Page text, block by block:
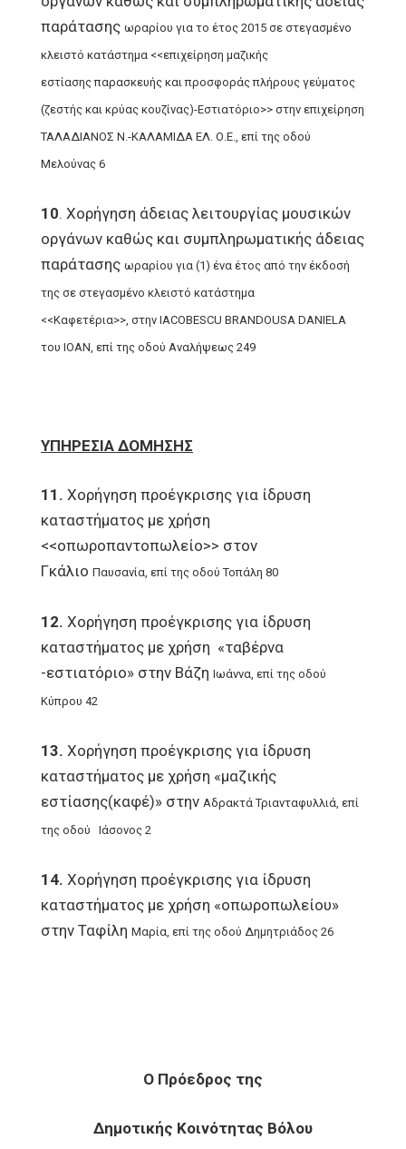
παράτασης ωραρίου για το έτος 2015 σε στεγασμένο
κλειστό κατάστημα <<επιχείρηση μαζικής
εστίασηςπαρασκευής και προσφοράς πλήρους γεύματος
(ζεστής και κρύας κουζίνας)-Εστιατόριο>> στην επιχείρηση
ΤΑΛΑΔΙΑΝΟΣ Ν.-ΚΑΛΑΜΙΔΑ ΕΛ. Ο.Ε., επί της οδού
Μελούνας 6
10. Χορήγηση άδειας λειτουργίας μουσικών
οργάνων καθώς και συμπληρωματικής άδειας
παράτασης ωραρίου για (1) ένα έτος από την έκδοσή
της σε στεγασμένο κλειστό κατάστημα
<<Καφετέρια>>, στην IACOBESCU BRANDOUSA DANIELA
του IOAN, επί της οδού Αναλήψεως 249
ΥΠΗΡΕΣΙΑ ΔΟΜΗΣΗΣ
11. Χορήγηση προέγκρισης για ίδρυση
καταστήματος με χρήση
<<οπωροπαντοπωλείο>> στον
Γκάλιο Παυσανία, επί της οδού Τοπάλη 80
12. Χορήγηση προέγκρισης για ίδρυση
καταστήματος με χρήση «ταβέρνα
-εστιατόριο» στην Bάζη Ιωάννα, επί της οδού
Κύπρου 42
13. Χορήγηση προέγκρισης για ίδρυση
καταστήματος με χρήση «μαζικής
εστίασης(καφέ)» στην Aδρακτά Τριανταφυλλιά, επί
της οδού Ιάσονος 2
14. Χορήγηση προέγκρισης για ίδρυση
καταστήματος με χρήση «οπωροπωλείου»
στην Ταφίλη Μαρία, επί της οδού Δημητριάδος 26
Ο Πρόεδρος της
Δημοτικής Κοινότητας Βόλου